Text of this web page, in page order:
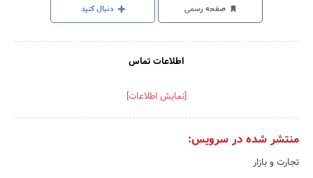
صفحه رسمی دنبال کنید
اطلاعات تماس
[نمایش اطلاعات]
منتشر شده در سرویس:
تجارت و بازار